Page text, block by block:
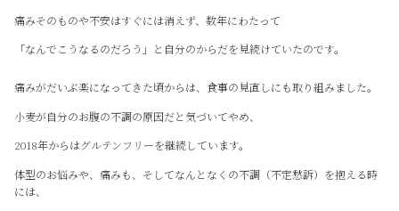
痛みそのものや不安はすぐには消えず、数年にわたって
「なんでこうなるのだろう」と自分のからだを見続けていたのです。
痛みがだいぶ楽になってきた頃からは、食事の見直しにも取り組みました。
小麦が自分のお腹の不調の原因だと気づいてやめ、
2018年からはグルテンフリーを継続しています。
体型のお悩みや、痛みも、そしてなんとなくの不調（不定愁訴）を抱える時
には、